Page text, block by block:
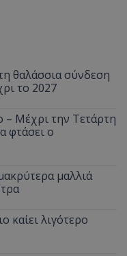
θαλάσσια σύνδεση
το 2027
– Μέχρι την Τετάρτη
φτάσει ο
μαλλιά
καίει λιγότερο